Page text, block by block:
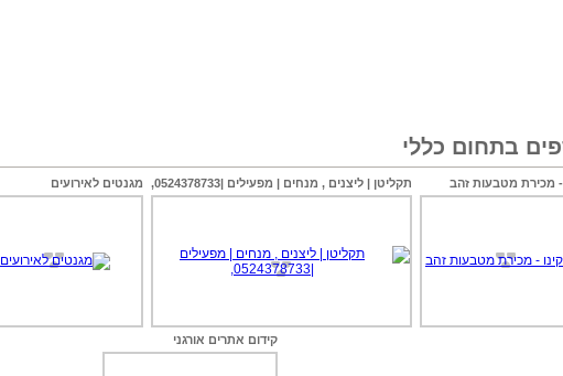
בתחום כללי
- מכירת מטבעות זהב תקליטן | ליצנים , מנחים | מפעילים |0524378733, מגנטים לאירועים
קידום אתרים אורגני